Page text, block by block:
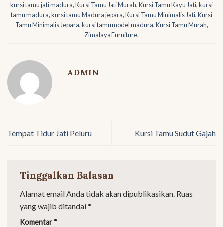
kursi tamu jati madura,Kursi Tamu Jati Murah,Kursi Tamu Kayu Jati,kursi
tamu madura,kursi tamu Madura jepara,Kursi Tamu Minimalis Jati,Kursi
Tamu Minimalis Jepara,kursi tamu model madura,Kursi Tamu Murah,
Zimalaya Furniture.
ADMIN
Tempat Tidur Jati Peluru Kursi Tamu Sudut Gajah
Tinggalkan Balasan
Alamat email Anda tidak akan dipublikasikan. Ruas
yang wajib ditandai*
Komentar *